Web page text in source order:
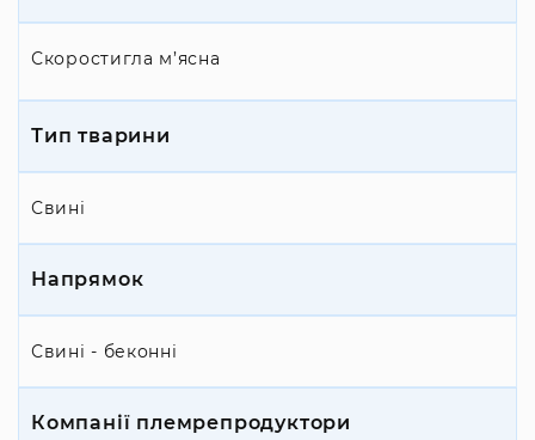
Скоростигла м’ясна
Тип тварини
Свині
Напрямок
Свині - беконні
Компанії племрепродуктори